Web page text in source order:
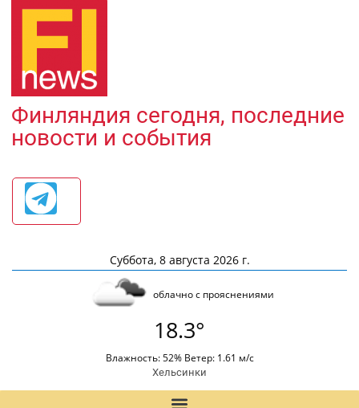
Финляндия сегодня, последние
новости и события
Суббота, 8 августа 2026 г.
облачно с прояснениями
18.3°
Влажность: 52% Ветер: 1.61 м/с
Хельсинки